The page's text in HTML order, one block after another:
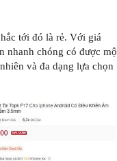
tới đó là rẻ. Với giá
nhanh chóng có được
và đa dạng lựa chọn